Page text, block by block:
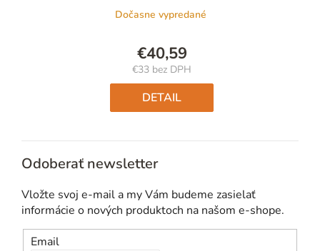
Dočasne vypredané
€40,59
€33 bez DPH
Jednotková
cena:
DETAIL
Odoberať newsletter
Vložte svoj e-mail a my Vám budeme zasielať
informácie o nových produktoch na našom e-shope.
Email